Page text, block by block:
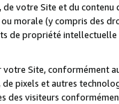
votre Site et du
morale (y compris des
de propriété
Site, conformément
pixels et autres
des visiteurs